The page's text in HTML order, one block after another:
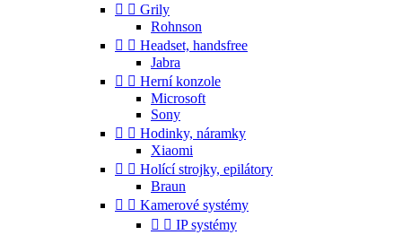
  Grily
Rohnson
  Headset, handsfree
Jabra
  Herní konzole
Microsoft
Sony
  Hodinky, náramky
Xiaomi
  Holící strojky, epilátory
Braun
  Kamerové systémy
  IP systémy